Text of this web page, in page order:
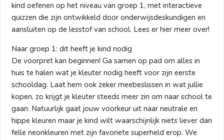
kind oefenen op het niveau van groep 1, met interactieve
quizzen die zijn ontwikkeld door onderwijsdeskundigen en
aansluiten op de lesstof van school. Lees er hier meer over!
Naar groep 1: dit heeft je kind nodig
De voorpret kan beginnen! Ga samen op pad om alles in
huis te halen wat je kleuter nodig heeft voor zijn eerste
schooldag. Laat hem ook zeker meebeslissen in wat jullie
kopen, zo krijgt je kleuter steeds meer zin om naar school te
gaan. Natuurlijk gaat jouw voorkeur uit naar neutrale en
hippe kleuren maar je kind wilt waarschijnlijk niets liever dan
felle neonkleuren met zijn favoriete superheld erop. We